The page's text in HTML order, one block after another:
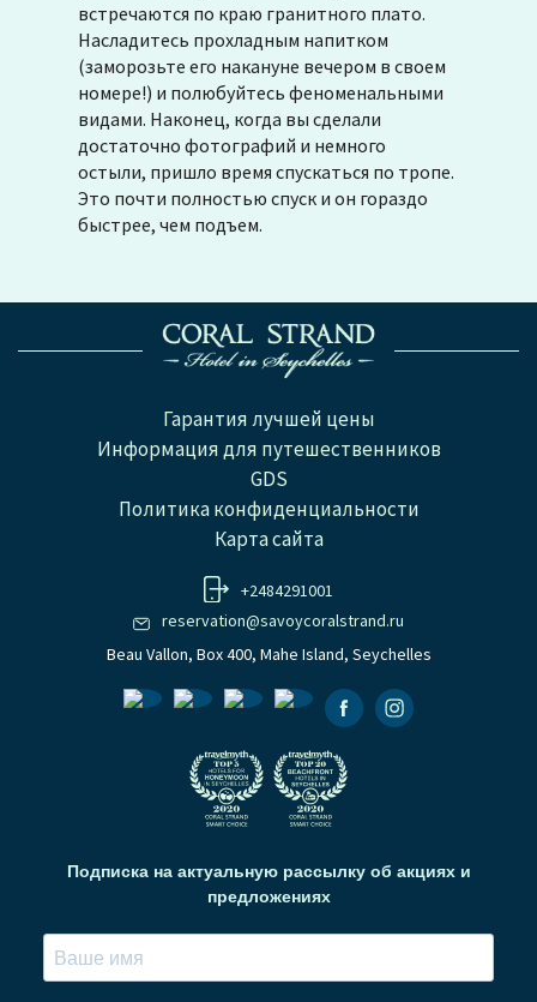
встречаются по краю гранитного плато.
Насладитесь прохладным напитком
(заморозьте его накануне вечером в своем
номере!) и полюбуйтесь феноменальными
видами. Наконец, когда вы сделали
достаточно фотографий и немного
остыли, пришло время спускаться по тропе.
Это почти полностью спуск и он гораздо
быстрее, чем подъем.
Гарантия лучшей цены
Информация для путешественников
GDS
Политика конфиденциальности
Карта сайта
+2484291001
reservation@savoycoralstrand.ru
Beau Vallon, Box 400, Mahe Island, Seychelles
FacebookInstagramm
Подписка на актуальную рассылку об акциях и
предложениях